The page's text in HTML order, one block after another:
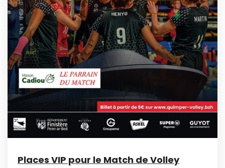
Places VIP pour le Match de Volley